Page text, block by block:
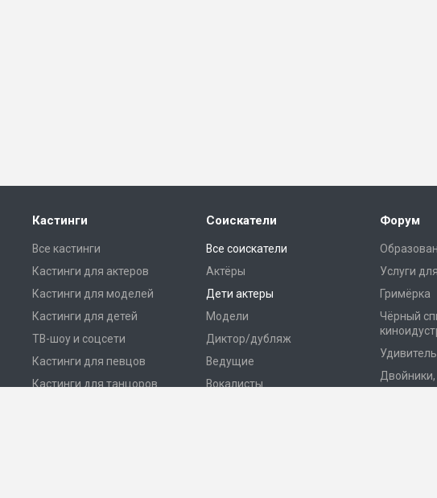
Кастинги
Все кастинги
Кастинги для актеров
Кастинги для моделей
Кастинги для детей
ТВ-шоу и соцсети
Кастинги для певцов
Кастинги для танцоров
Соискатели
Все соискатели
Актёры
Дети актеры
Модели
Диктор/дубляж
Ведущие
Вокалисты
Форум
Услуги
Гримёрка
Чёрный